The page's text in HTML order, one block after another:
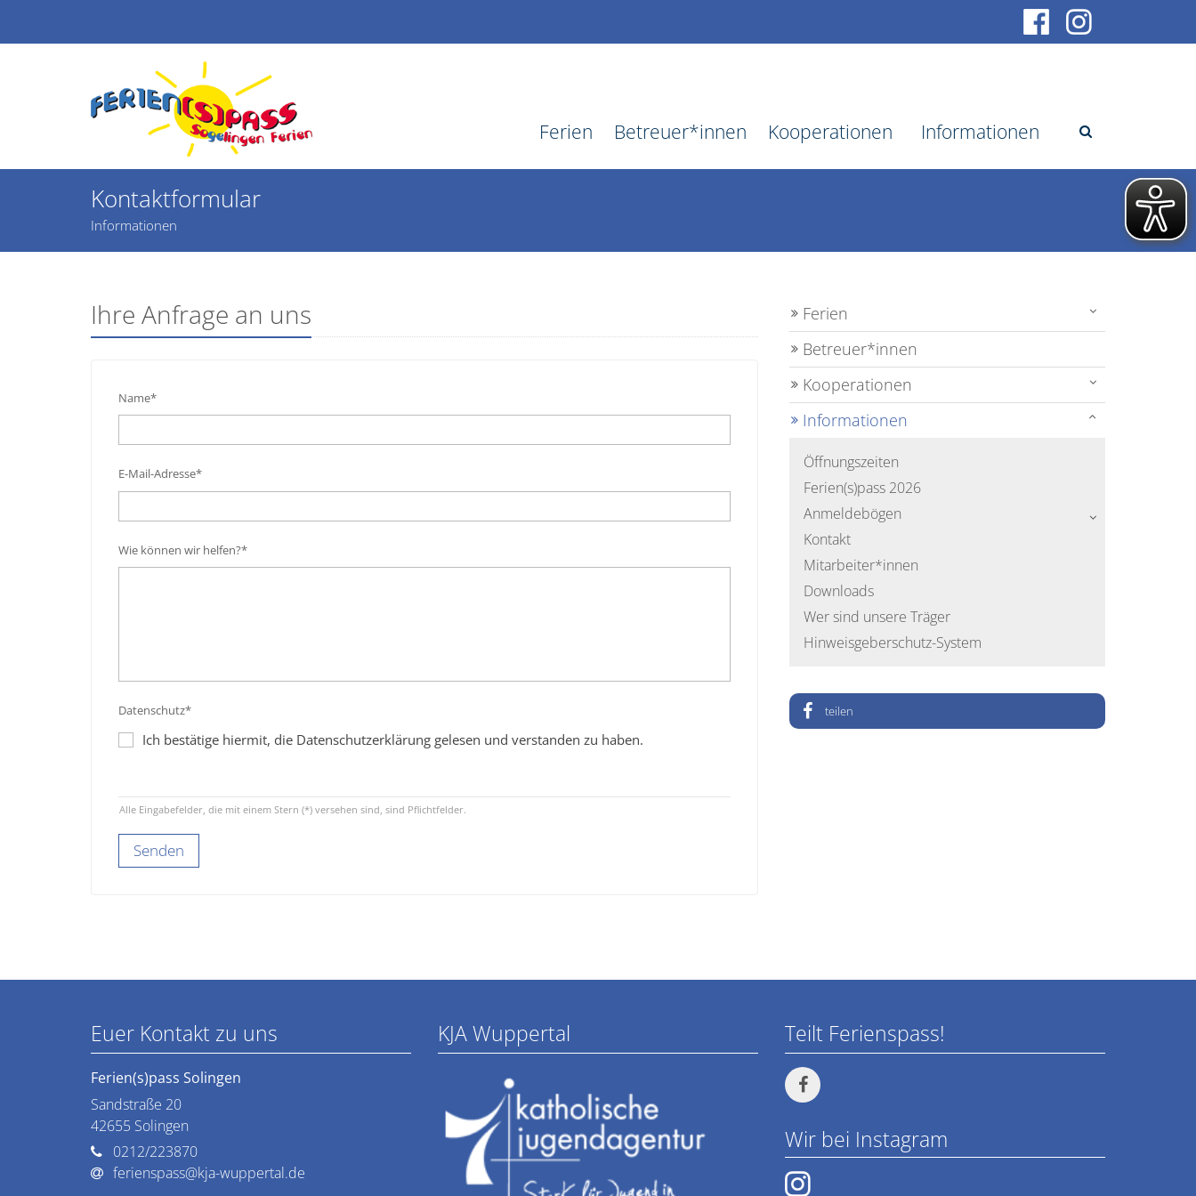
Ferien Betreuer*innen Kooperationen Informationen
Kontaktformular
Informationen
Ihre Anfrage an uns
Name*
E-Mail-Adresse*
Wie können wir helfen?*
Datenschutz*
Ich bestätige hiermit, die Datenschutzerklärung gelesen und verstanden zu haben.
Alle Eingabefelder, die mit einem Stern (*) versehen sind, sind Pflichtfelder.
Ferien
Betreuer*innen
Kooperationen
Informationen
Öffnungszeiten
Ferien(s)pass 2026
Anmeldebögen
Kontakt
Mitarbeiter*innen
Downloads
Wer sind unsere Träger
Hinweisgeberschutz-System
teilen
Euer Kontakt zu uns
Ferien(s)pass Solingen
Sandstraße 20
42655 Solingen
0212/223870
ferienspass@kja-wuppertal.de
KJA Wuppertal Teilt Ferienspass!
Wir bei Instagram